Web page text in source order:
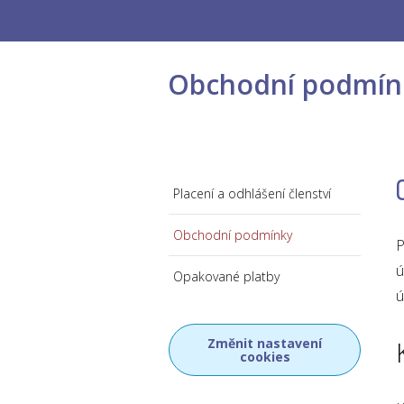
Obchodní
Placení a odhlášení členství
Obchodní podmínky
Opakované platby
Změnit nastavení
cookies